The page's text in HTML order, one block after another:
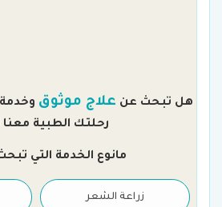
هل تبحث عن علاج موثوق وخدمة
رحلتك الطبية معنا
مانوع الخدمة التي
زراعة الشعر